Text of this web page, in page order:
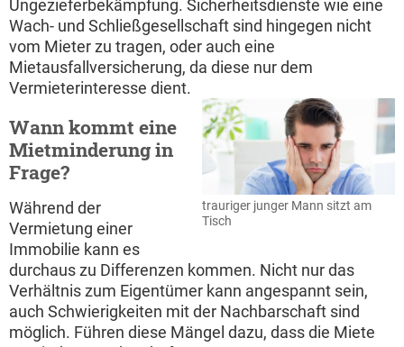
Ungezieferbekämpfung. Sicherheitsdienste wie eine
Wach- und Schließgesellschaft sind hingegen nicht
vom Mieter zu tragen, oder auch eine
Mietausfallversicherung, da diese nur dem
Vermieterinteresse dient.
trauriger junger Mann sitzt am
Tisch
Wann kommt eine
Mietminderung in
Frage?
Während der
Vermietung einer
Immobilie kann es
durchaus zu Differenzen kommen. Nicht nur das
Verhältnis zum Eigentümer kann angespannt sein,
auch Schwierigkeiten mit der Nachbarschaft sind
möglich. Führen diese Mängel dazu, dass die Miete